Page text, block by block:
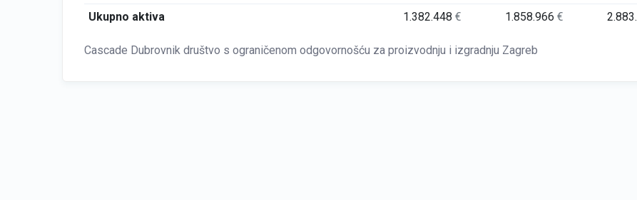
Ukupno aktiva
1.382.448€ 1.858.966€
Cascade Dubrovnik društvo s ograničenom odgovornošću za proizvodnju i izgradnju Zagreb